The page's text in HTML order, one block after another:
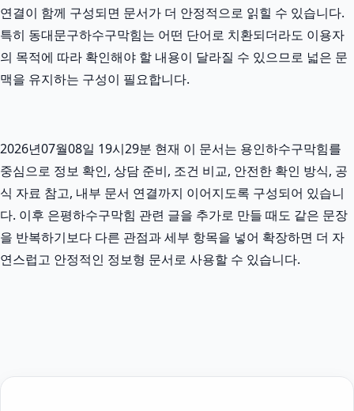
연결이 함께 구성되면 문서가 더 안정적으로 읽힐 수 있습니다.
특히 동대문구하수구막힘는 어떤 단어로 치환되더라도 이용자
의 목적에 따라 확인해야 할 내용이 달라질 수 있으므로 넓은 문
맥을 유지하는 구성이 필요합니다.
2026년07월08일 19시29분 현재 이 문서는 용인하수구막힘를
중심으로 정보 확인, 상담 준비, 조건 비교, 안전한 확인 방식, 공
식 자료 참고, 내부 문서 연결까지 이어지도록 구성되어 있습니
다. 이후 은평하수구막힘 관련 글을 추가로 만들 때도 같은 문장
을 반복하기보다 다른 관점과 세부 항목을 넣어 확장하면 더 자
연스럽고 안정적인 정보형 문서로 사용할 수 있습니다.